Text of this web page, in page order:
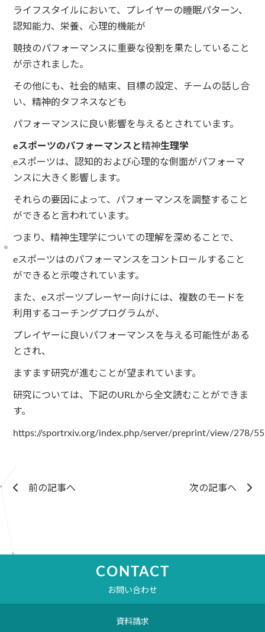
ライフスタイルにおいて、プレイヤーの睡眠パターン、
認知能力、栄養、心理的機能が
競技のパフォーマンスに重要な役割を果たしていること
が示されました。
その他にも、社会的結束、目標の設定、チームの話し合
い、精神的タフネスなども
パフォーマンスに良い影響を与えるとされています。
eスポーツのパフォーマンスと精神生理学
eスポーツは、認知的および心理的な側面がパフォーマ
ンスに大きく影響します。
それらの要因によって、パフォーマンスを調整すること
ができると言われています。
つまり、精神生理学についての理解を深めることで、
eスポーツはのパフォーマンスをコントロールすること
ができると示唆されています。
また、eスポーツプレーヤー向けには、複数のモードを
利用するコーチングプログラムが、
プレイヤーに良いパフォーマンスを与える可能性がある
とされ、
ますます研究が進むことが望まれています。
研究については、下記のURLから全文読むことができま
す。
https://sportrxiv.org/index.php/server/preprint/view/278/
前の記事へ 次の記事へ
CONTACT
お問い合わせ
資料請求